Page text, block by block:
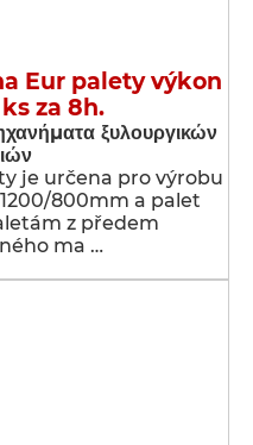
Eur palety výkon
za 8h.
ξυλουργικών
je určena pro výrobu
800mm a palet
z předem
ma …